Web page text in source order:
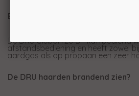
Eenvoudig te bedienen en op
De DRU Global 120 BF kan bediend
afstandsbediening en heeft zowel
aardgas als op propaan een zeer
De DRU haarden brandend zien?